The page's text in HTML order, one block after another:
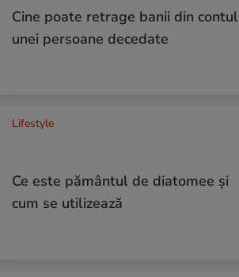
Cine poate retrage banii din contul
unei persoane decedate
Lifestyle
Ce este pământul de diatomee și
cum se utilizează